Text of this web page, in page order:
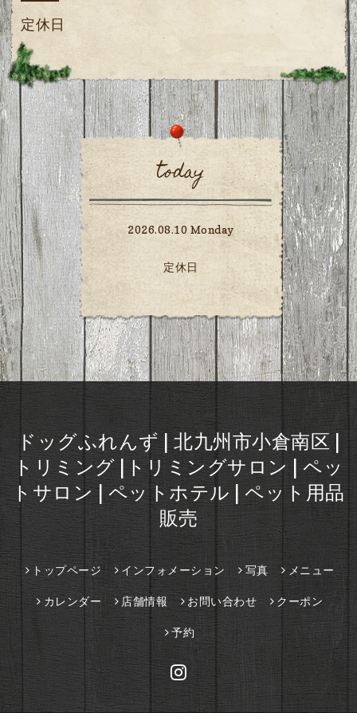
定休日
today
2026.08.10 Monday
定休日
ドッグふれんず | 北九州市小倉南区 |
トリミング |トリミングサロン | ペッ
トサロン | ペットホテル | ペット用品
販売
トップページ インフォメーション 写真 メニュー
カレンダー 店舗情報 お問い合わせ クーポン
予約